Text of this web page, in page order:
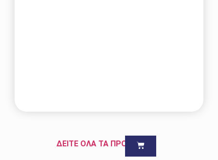
ΔΕΙΤΕ ΟΛΑ ΤΑ ΠΡΟΪΟΝΤΑ